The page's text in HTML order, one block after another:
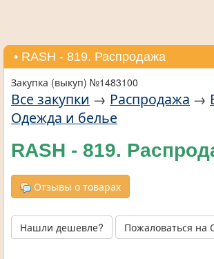
• RASH - 819. Распродажа
Закупка (выкуп) №1483100
Все закупки → Распродажа →
Одежда и белье
RASH - 819.
Отзывы о товарах
Нашли дешевле? Пожаловаться на